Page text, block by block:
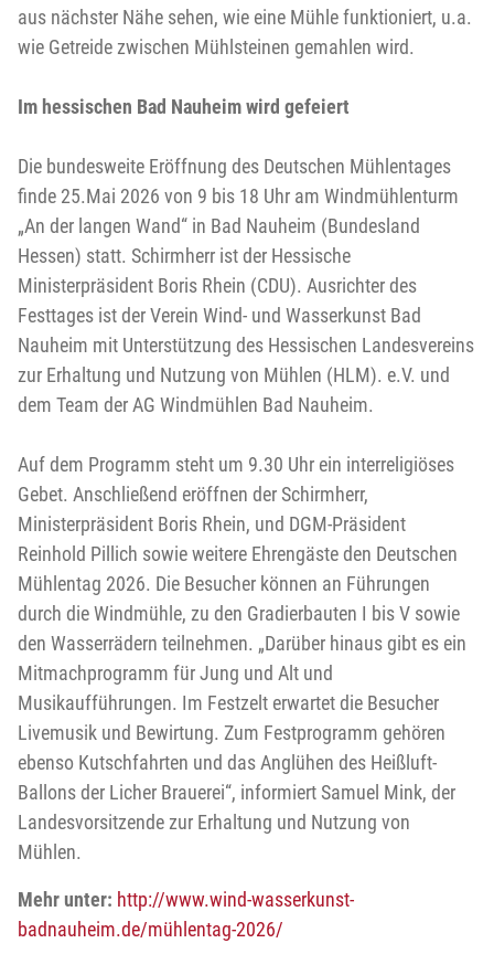
aus nächster Nähe sehen, wie eine Mühle funktioniert, u.a.
wie Getreide zwischen Mühlsteinen gemahlen wird.
Im hessischen Bad Nauheim wird gefeiert
Die bundesweite Eröffnung des Deutschen Mühlentages
finde 25.Mai 2026 von 9 bis 18 Uhr am Windmühlenturm
„An der langen Wand“ in Bad Nauheim (Bundesland
Hessen) statt. Schirmherr ist der Hessische
Ministerpräsident Boris Rhein (CDU). Ausrichter des
Festtages ist der Verein Wind- und Wasserkunst Bad
Nauheim mit Unterstützung des Hessischen Landesvereins
zur Erhaltung und Nutzung von Mühlen (HLM). e.V. und
dem Team der AG Windmühlen Bad Nauheim.
Auf dem Programm steht um 9.30 Uhr ein interreligiöses
Gebet. Anschließend eröffnen der Schirmherr,
Ministerpräsident Boris Rhein, und DGM-Präsident
Reinhold Pillich sowie weitere Ehrengäste den Deutschen
Mühlentag 2026. Die Besucher können an Führungen
durch die Windmühle, zu den Gradierbauten I bis V sowie
den Wasserrädern teilnehmen. „Darüber hinaus gibt es ein
Mitmachprogramm für Jung und Alt und
Musikaufführungen. Im Festzelt erwartet die Besucher
Livemusik und Bewirtung. Zum Festprogramm gehören
ebenso Kutschfahrten und das Anglühen des Heißluft-
Ballons der Licher Brauerei“, informiert Samuel Mink, der
Landesvorsitzende zur Erhaltung und Nutzung von
Mühlen.
Mehr unter: http://www.wind-wasserkunst-
badnauheim.de/mühlentag-2026/